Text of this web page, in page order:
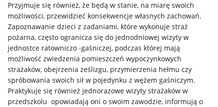
Przyjmuje się również, że będą w stanie, na miarę swoich
możliwości, przewidzieć konsekwencje własnych zachowań.
Zapoznawanie dzieci z zadaniami, które wykonuje straż
pożarna, często ogranicza się do jednodniowej wizyty w
jednostce ratowniczo -gaśniczej, podczas której mają
możliwość zwiedzenia pomieszczeń wypoczynkowych
strażaków, obejrzenia ześlizgu, przymierzenia hełmu czy
spróbowania swoich sił w pojedynku z wężem gaśniczym.
Praktykuje się również jednorazowe wizyty strażaków w
przedszkolu  opowiadają oni o swoim zawodzie, informują o